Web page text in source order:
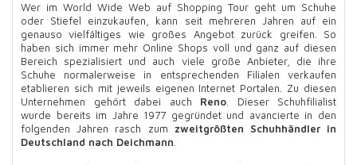
Wer im World Wide Web auf Shopping Tour geht um Schuhe
oder Stiefel einzukaufen, kann seit mehreren Jahren auf ein
genauso vielfältiges wie großes Angebot zurück greifen. So
haben sich immer mehr Online Shops voll und ganz auf diesen
Bereich spezialisiert und auch viele große Anbieter, die ihre
Schuhe normalerweise in entsprechenden Filialen verkaufen
etablieren sich mit jeweils eigenen Internet Portalen. Zu diesen
Unternehmen gehört dabei auch Reno . Dieser Schuhfilialist
wurde bereits im Jahre 1977 gegründet und avancierte in den
folgenden Jahren rasch zum zweitgrößten Schuhhändler in
Deutschland nach Deichmann